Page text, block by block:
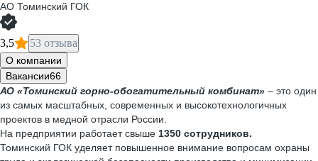
АО Томинский ГОК
3,5 53 отзыва
О компании
Вакансии66
АО «Томинский горно-обогатительный комбинат» – это один
из самых масштабных, современных и высокотехнологичных
проектов в медной отрасли России.
На предприятии работает свыше 1350 сотрудников.
Томинский ГОК уделяет повышенное внимание вопросам охраны